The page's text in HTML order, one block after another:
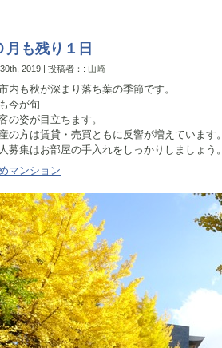
月も残り１日
2019 | 投稿者：: 山崎
内も秋が深まり落ち葉の季節です。
今が旬
の姿が目立ちます。
の方は賃貸・売買ともに反響が増えています。
募集はお部屋の手入れをしっかりしましょう。
マンション